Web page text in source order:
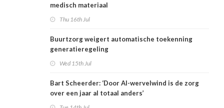
medisch materiaal
Thu 16th Jul
Buurtzorg weigert automatische toekenning
generatieregeling
Wed 15th Jul
Bart Scheerder: ‘Door AI-wervelwind is de zorg
over een jaar al totaal anders’